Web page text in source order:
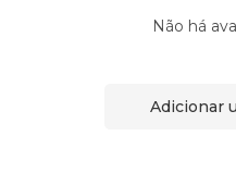
Não há
Adicionar